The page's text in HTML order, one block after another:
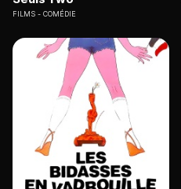
FILMS COMÉDIE